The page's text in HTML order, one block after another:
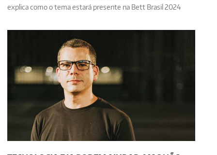
explica como o tema estará presente na Bett Brasil 2024